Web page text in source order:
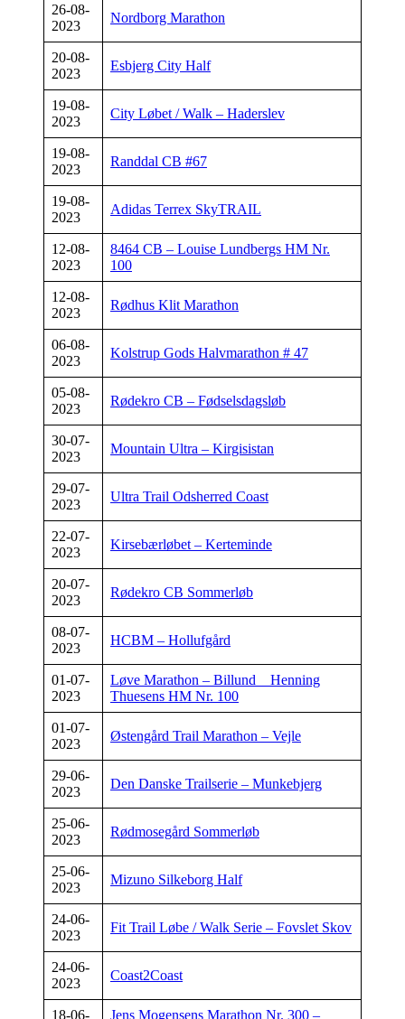
26-08-
2023
Nordborg Marathon
20-08-
2023
Esbjerg City Half
19-08-
2023
City Løbet / Walk – Haderslev
19-08-
2023
Randdal CB #67
19-08-
2023
Adidas Terrex SkyTRAIL
12-08-
2023
8464 CB – Louise Lundbergs HM Nr.
100
12-08-
2023
Rødhus Klit Marathon
06-08-
2023
Kolstrup Gods Halvmarathon # 47
05-08-
2023
Rødekro CB – Fødselsdagsløb
30-07-
2023
Mountain Ultra – Kirgisistan
29-07-
2023
Ultra Trail Odsherred Coast
22-07-
2023
Kirsebærløbet – Kerteminde
20-07-
2023
Rødekro CB Sommerløb
08-07-
2023
HCBM – Hollufgård
01-07-
2023
Løve Marathon – Billund _ Henning
Thuesens HM Nr. 100
01-07-
2023
Østengård Trail Marathon – Vejle
29-06-
2023
Den Danske Trailserie – Munkebjerg
25-06-
2023
Rødmosegård Sommerløb
25-06-
2023
Mizuno Silkeborg Half
24-06-
2023
Fit Trail Løbe / Walk Serie – Fovslet Skov
24-06-
2023
Coast2Coast
18-06- Jens Mogensens Marathon Nr. 300 –